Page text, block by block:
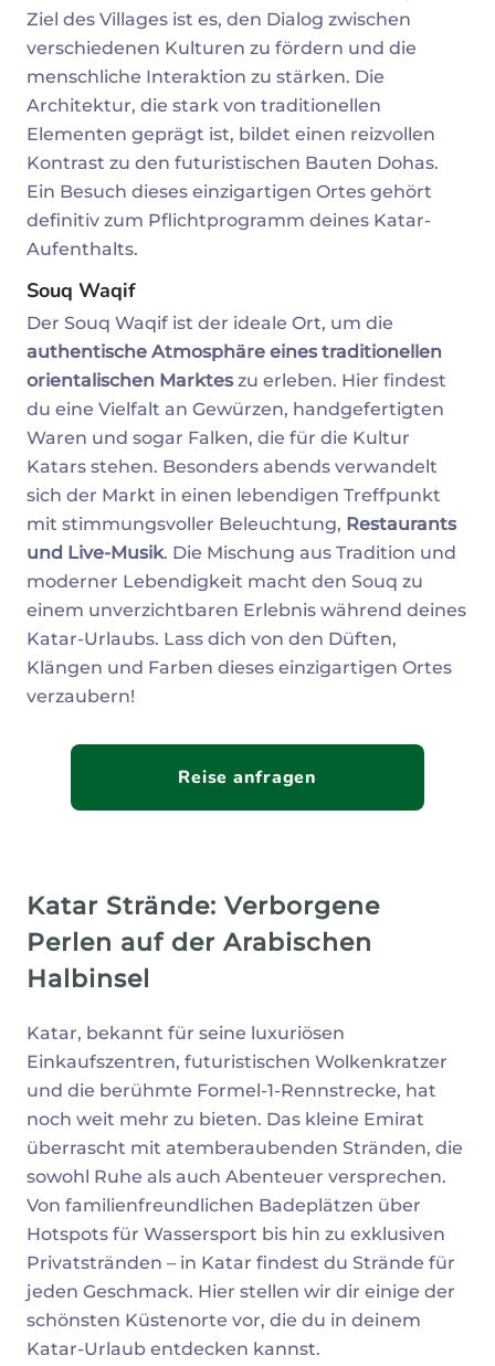
Ziel des Villages ist es, den Dialog zwischen
verschiedenen Kulturen zu fördern und die
menschliche Interaktion zu stärken. Die
Architektur, die stark von traditionellen
Elementen geprägt ist, bildet einen reizvollen
Kontrast zu den futuristischen Bauten Dohas.
Ein Besuch dieses einzigartigen Ortes gehört
definitiv zum Pflichtprogramm deines Katar-
Aufenthalts.
Souq Waqif
Der Souq Waqif ist der ideale Ort, um die
authentische Atmosphäre eines traditionellen
orientalischen Markteszu erleben. Hier findest
du eine Vielfalt an Gewürzen, handgefertigten
Waren und sogar Falken, die für die Kultur
Katars stehen. Besonders abends verwandelt
sich der Markt in einen lebendigen Treffpunkt
mit stimmungsvoller Beleuchtung, Restaurants
und Live-Musik. Die Mischung aus Tradition und
moderner Lebendigkeit macht den Souq zu
einem unverzichtbaren Erlebnis während deines
Katar-Urlaubs. Lass dich von den Düften,
Klängen und Farben dieses einzigartigen Ortes
verzaubern!
Reise anfragen
Katar Strände: Verborgene
Perlen auf der Arabischen
Halbinsel
Katar, bekannt für seine luxuriösen
Einkaufszentren, futuristischen Wolkenkratzer
und die berühmte Formel-1-Rennstrecke, hat
noch weit mehr zu bieten. Das kleine Emirat
überrascht mit atemberaubenden Stränden, die
sowohl Ruhe als auch Abenteuer versprechen.
Von familienfreundlichen Badeplätzen über
Hotspots für Wassersport bis hin zu exklusiven
Privatstränden – in Katar findest du Strände für
jeden Geschmack. Hier stellen wir dir einige der
schönsten Küstenorte vor, die du in deinem
Katar-Urlaub entdecken kannst.